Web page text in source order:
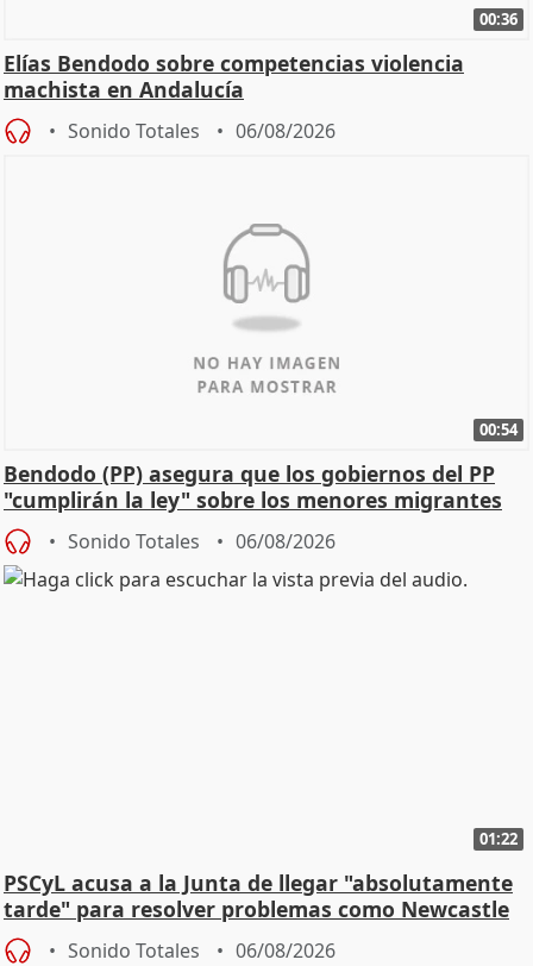
00:36
Elías Bendodo sobre competencias violencia
machista en Andalucía
Sonido Totales 06/08/2026
00:54
Bendodo (PP) asegura que los gobiernos del PP
"cumplirán la ley" sobre los menores migrantes
Sonido Totales 06/08/2026
01:22
PSCyL acusa a la Junta de llegar "absolutamente
tarde" para resolver problemas como Newcastle
Sonido Totales 06/08/2026